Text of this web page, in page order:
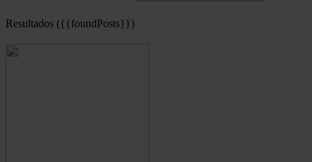
Resultados ({{foundPosts}})